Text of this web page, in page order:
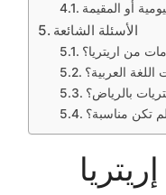
أو المقيمة
الأسئلة الشائعة
من اريتريا؟
اللغة العربية؟
بالرياض؟
تكن مناسبة؟